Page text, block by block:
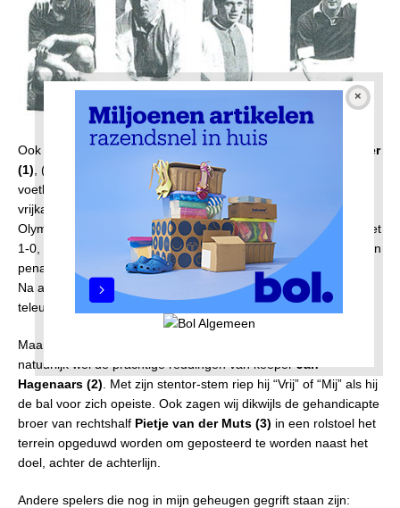
Ook mijn ome Klaas heeft er wel eens gelopen.
Klaas Schipper
(1) , (broer van mijn moeder) was internationaal
voetbalscheidsrechter en bezorgde ons ook wel eens
vrijkaartjes voor andere wedstrijden, zoals die uit 1949 in het
Olympisch Stadion tussen Ajax en de Volewijckers. Ajax won met
1-0, keeper Jan Hagenaars van De Volewijckers ,stopte nog een
penalty en ik was erbij op de tribune aan de Amstelveen-zijde.
Na afloop van deze spannende derby keerden we echter
teleurgesteld naar huis.
Maar op het Mosveld, zo vlak achter het doel zagen wij
natuurlijk wel de prachtige reddingen van keeperJan
Hagenaars (2) . Met zijn stentor-stem riep hij “Vrij” of “Mij” als hij
de bal voor zich opeiste. Ook zagen wij dikwijls de gehandicapte
broer van rechtshalf Pietje van der Muts (3) in een rolstoel het
terrein opgeduwd worden om geposteerd te worden naast het
doel, achter de achterlijn.
Andere spelers die nog in mijn geheugen gegrift staan zijn: